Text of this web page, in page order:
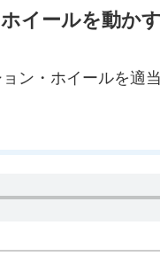
イールを動かす
ン・ホイールを適